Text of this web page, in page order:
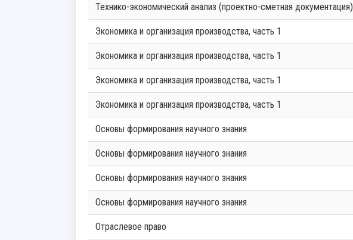
Технико-экономический анализ (проектно-сметная документация)
Экономика и организация производства, часть 1
Экономика и организация производства, часть 1
Экономика и организация производства, часть 1
Экономика и организация производства, часть 1
Основы формирования научного знания
Основы формирования научного знания
Основы формирования научного знания
Основы формирования научного знания
Отраслевое право